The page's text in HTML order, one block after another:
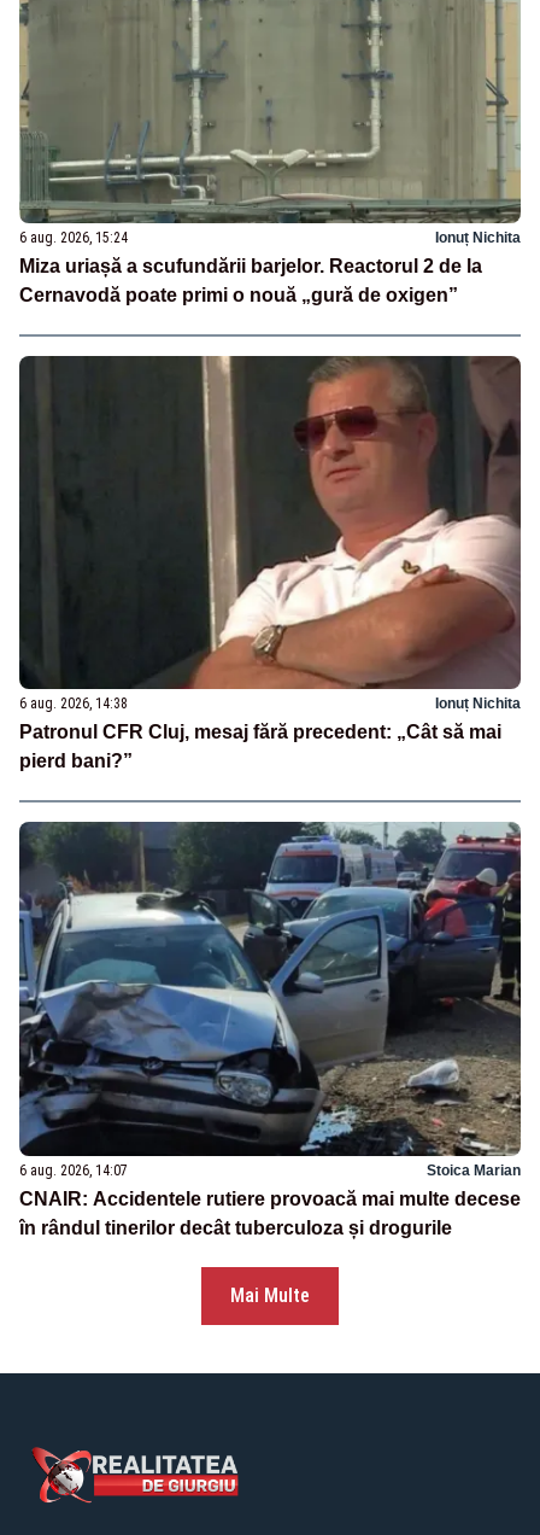
6 aug. 2026, 15:24 Ionuț Nichita
Miza uriașă a scufundării barjelor. Reactorul 2 de la
Cernavodă poate primi o nouă „gură de oxigen”
6 aug. 2026, 14:38 Ionuț Nichita
Patronul CFR Cluj, mesaj fără precedent: „Cât să mai
pierd bani?”
6 aug. 2026, 14:07 Stoica Marian
CNAIR: Accidentele rutiere provoacă mai multe decese
în rândul tinerilor decât tuberculoza și drogurile
Mai Multe